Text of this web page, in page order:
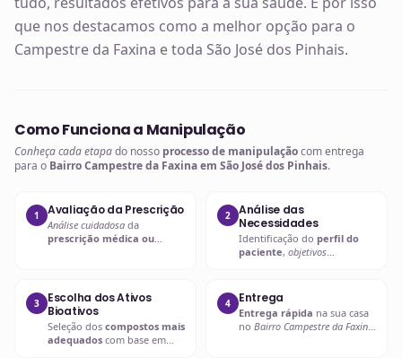
que nos destacamos como a melhor opção para o
Campestre da Faxina e toda São José dos Pinhais.
Como Funciona a Manipulação
Conheça cada etapado nosso processo de manipulaçãocom entrega
para o Bairro Campestre da Faxina em São José dos Pinhais.
1 Avaliação da Prescrição
Análise cuidadosa da
prescrição médica ou
2
Análise das
Necessidades
Identificação do perfil do
paciente, objetivos
3
Escolha dos Ativos
Bioativos
Seleção dos compostos mais
adequados com base em
4 Entrega
Entrega rápida na sua casa
no Bairro Campestre da Faxina